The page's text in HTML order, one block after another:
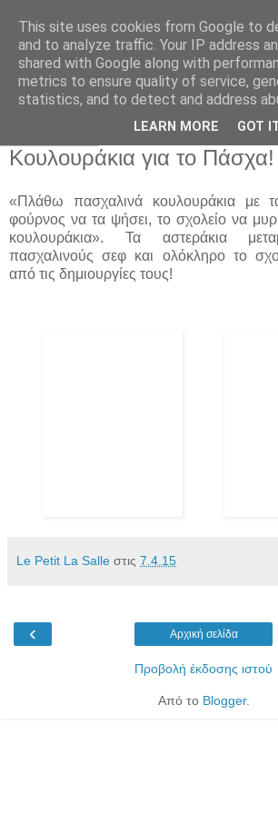
Παιδικός Σταθμός-
Νηπιαγωγείο
Κουλουράκια για το Πάσχα!
«Πλάθω πασχαλινά κουλουράκια με
φούρνος να τα ψήσει, το σχολείο να
κουλουράκια». Τα αστεράκια
πασχαλινούς σεφ και ολόκληρο το
από τις δημιουργίες τους!
Le Petit La Salle στις 7.4.15
‹ Αρχική σελίδα
Προβολή έκδοσης ιστού
Από το Blogger.
This site uses cookies from Google to
and to analyze traffic. Your IP address
shared with Google along with
metrics to ensure quality of service,
statistics, and to detect and address
LEARN MORE GOT